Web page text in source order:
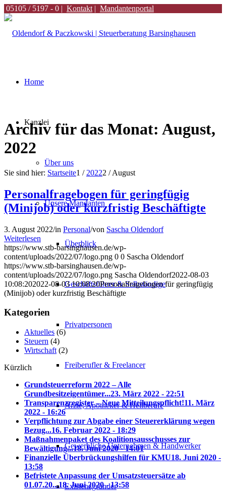
05105 / 5197 - 0 | Kontakt | Mandantenportal
Home
Kanzlei
Über uns
Unsere Mandanten
Überblick
Geschäftsführer & Selbständige
Privatpersonen
Freiberufler & Freelancer
Ärzte, Apotheker & Heilberufe
Gewerbliche Unternehmen & Handwerker
Existenzgründer
Archiv für das Monat: August,
2022
Sie sind hier: Startseite1 / 20222 / August
Personalfragebogen für geringfügig
(Minijob) oder kurzfristig Beschäftigte
3. August 2022/in Personal/von Sascha Oldendorf
Weiterlesen
https://www.stb-barsinghausen.de/wp-
content/uploads/2022/07/logo.png 0 0 Sascha Oldendorf
https://www.stb-barsinghausen.de/wp-
content/uploads/2022/07/logo.png Sascha Oldendorf2022-08-03
10:08:202022-08-03 10:08:20Personalfragebogen für geringfügig
(Minijob) oder kurzfristig Beschäftigte
Kategorien
Aktuelles (6)
Steuern (4)
Wirtschaft (2)
Kürzlich
Grundsteuerreform 2022 – Alle
Grundbesitzeigentümer...23. März 2022 - 22:51
Transparenzregister – Neue Mitteilungspflicht!11. März
2022 - 16:26
Verpflichtung zur Abgabe einer Steuererklärung wegen
Bezug...16. Februar 2022 - 18:29
Maßnahmenpaket des Koalitionsausschusses zur
Bewältigung...18. Juni 2020 - 14:01
Finanzielle Überbrückungshilfen für KMU18. Juni 2020 -
13:58
Befristete Anpassung der Umsatzsteuersätze ab
01.07.20...18. Juni 2020 - 13:58